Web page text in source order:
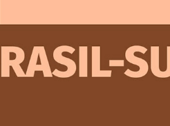
SUL (IDENTIDADE VISUAL)